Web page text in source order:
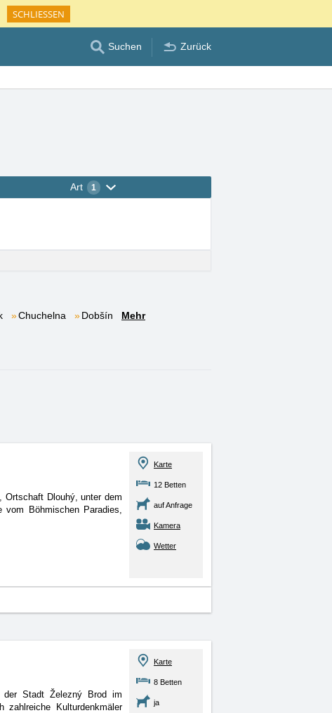
SCHLIESSEN
Suchen Zurück
Art 1
Chuchelna Dobšín
Mehr
Ortschaft Dlouhý, unter dem
vom Böhmischen Paradies,
Karte
12 Betten
auf Anfrage
Kamera
Wetter
der Stadt Železný Brod im
Kulturdenkmäler
Karte
8 Betten
ja